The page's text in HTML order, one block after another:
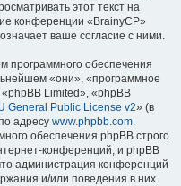
этот текст на
конференции «BrainyCP»
ваше согласие с ними.
обеспечения
«они», «программное
Limited», «phpBB
General Public License v2» (в
адресу www.phpbb.com.
обеспечения phpBB строго
конференций, и phpBB
администрация конференций
и/или поведения в них.